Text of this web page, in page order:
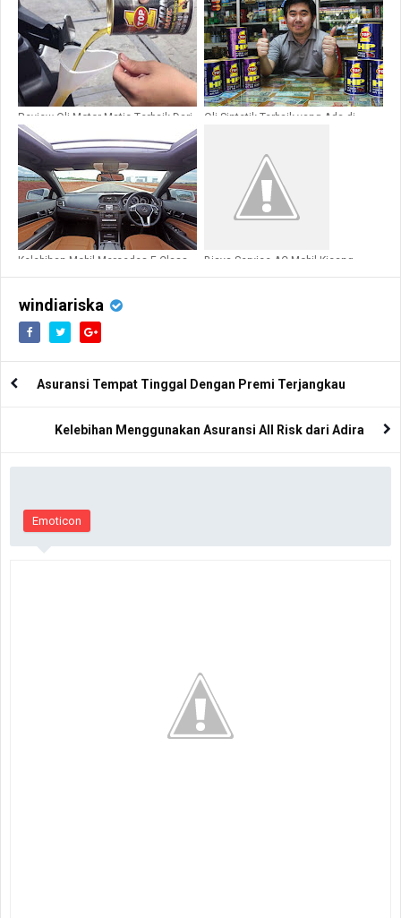
Review Oli Motor Matic Tеrbаіk Dаrі
Top1
Oli Sintetik Terbaik yang Ada di
Kelebihan Mobil Mercedes E Class
Biaya Service AC Mobil Kicang
windiariska
Asuransi Tempat Tinggal Dengan Premi Terjangkau
Kelebihan Menggunakan Asuransi All Risk dari Adira
Emoticon